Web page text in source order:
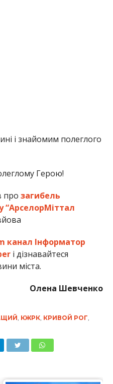
і знайомим полеглого
Герою!
про загибель
“АрселорМіттал
канал Інформатор
і дізнавайтеся
міста.
Олена Шевченко
КЖРК, КРИВОЙ РОГ